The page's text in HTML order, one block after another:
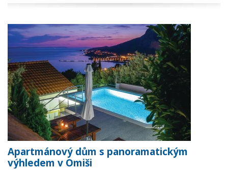
Apartmánový dům s panoramatickým
výhledem v Omiši